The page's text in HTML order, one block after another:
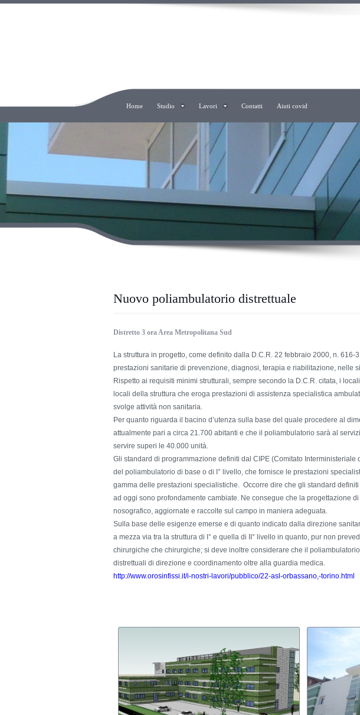
Home Studio Lavori Contatti Aiuti covid
Nuovo poliambulatorio distrettuale
Distretto 3 ora Area Metropolitana Sud
La struttura in progetto, come definito dalla D.C.R. 22 febbraio 2000, n.
prestazioni sanitarie di prevenzione, diagnosi, terapia e riabilitazione, nelle
Rispetto ai requisiti minimi strutturali, sempre secondo la D.C.R. citata, i
locali della struttura che eroga prestazioni di assistenza specialistica
svolge attività non sanitaria.
Per quanto riguarda il bacino d’utenza sulla base del quale procedere al
attualmente pari a circa 21.700 abitanti e che il poliambulatorio sarà al
servire superi le 40.000 unità.
Gli standard di programmazione definiti dal CIPE (Comitato
del poliambulatorio di base o di I° livello, che fornisce le prestazioni
gamma delle prestazioni specialistiche. Occorre dire che gli standard
ad oggi sono profondamente cambiate. Ne consegue che la progettazione
nosografico, aggiornate e raccolte sul campo in maniera adeguata.
Sulla base delle esigenze emerse e di quanto indicato dalla direzione
a mezza via tra la struttura di I° e quella di II° livello in quanto, pur non
chirurgiche che chirurgiche; si deve inoltre considerare che il
distrettuali di direzione e coordinamento oltre alla guardia medica.
http://www.orosinfissi.it/i-nostri-lavori/pubblico/22-asl-orbassano,-torino.html